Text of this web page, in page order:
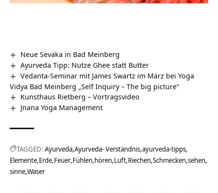
Neue Sevaka in Bad Meinberg
Ayurveda Tipp: Nutze Ghee statt Butter
Vedanta-Seminar mit James Swartz im März bei Yoga
Vidya Bad Meinberg „Self Inquiry – The big picture“
Kunsthaus Rietberg‏‎ – Vortragsvideo
Jnana Yoga Management
TAGGED: Ayurveda Ayurveda- Verständnis ayurveda-tipps
Elemente Erde Feuer Fühlen hören Luft Riechen Schmecken sehen
sinne Waser